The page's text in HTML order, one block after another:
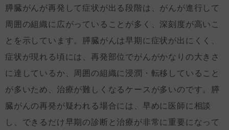
膵臓がんが再発して症状が出る段階は、がんが進行して
周囲の組織に広がっていることが多く、深刻度が高いこ
とを示しています。膵臓がんは早期に症状が出にくく、
症状が現れる頃には、再発部位でがんがかなりの大きさ
に達しているか、周囲の組織に浸潤・転移していること
が多いため、治療が難しくなるケースが多いのです。膵
臓がんの再発が疑われる場合には、早めに医師に相談
し、できるだけ早期の診断と治療が非常に重要になって